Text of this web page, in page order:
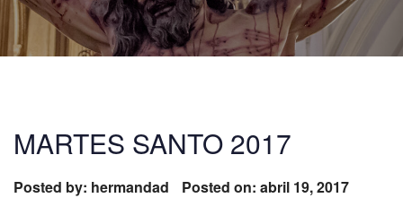
i
MARTES SANTO 2017
Posted by: hermandad Posted on: abril 19, 2017